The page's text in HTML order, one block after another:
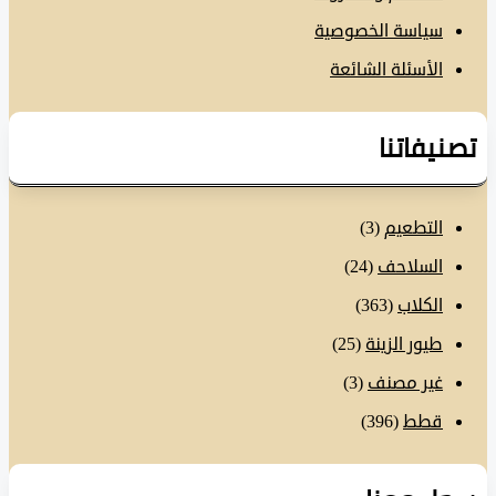
سياسة الخصوصية
الأسئلة الشائعة
التطعيم(3)
السلاحف(24)
الكلاب(363)
طيور الزينة (25)
غير مصنف(3)
قطط
(396)